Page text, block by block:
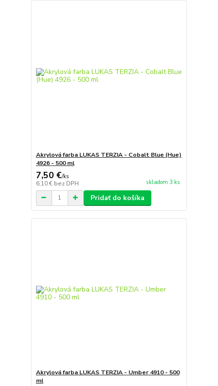
Akrylová farba LUKAS TERZIA - Cobalt Blue (Hue)
4926 - 500 ml
7,50 €/ks
6,10 € bez DPH skladom 3 ks
Pridať do košíka
Akrylová farba LUKAS TERZIA - Umber 4910 - 500
ml